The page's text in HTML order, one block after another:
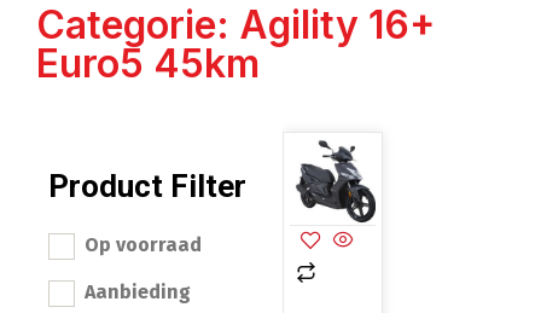
Categorie: Agility 16+
Euro5 45km
Product Filter
Op voorraad
Aanbieding